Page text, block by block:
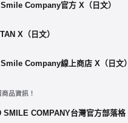
Company官方 X（日文）
X（日文）
Company線上商店 X（日文）
品資訊！
SMILE COMPANY台灣官方部落格